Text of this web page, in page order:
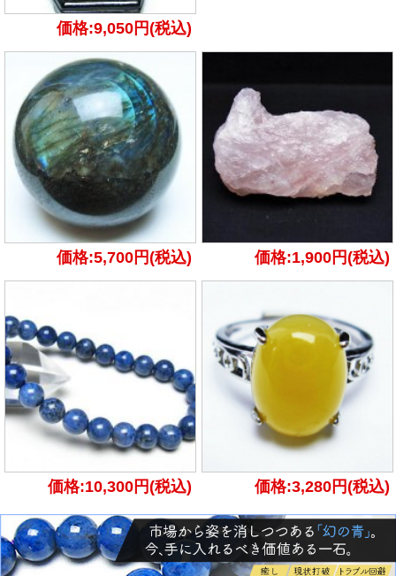
価格:9,050円(税込)
価格:5,700円(税込) 価格:1,900円(税込)
価格:10,300円(税込) 価格:3,280円(税込)